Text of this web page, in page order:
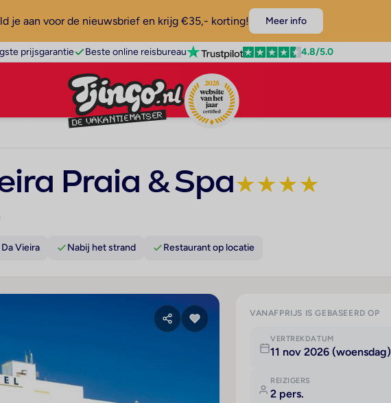
je aan voor de nieuwsbrief en krijg €35,- korting! Meer info
prijsgarantie Beste online reisbureau 4.8/5.0
Praia & Spa★★★★
Vieira Nabij het strand Restaurant op locatie
VANAFPRIJS IS GEBASEERD OP
VERTREKDATUM
11 nov 2026 (woensdag)
REIZIGERS
2 pers.